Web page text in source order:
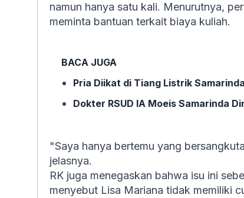
namun hanya satu kali. Menurutnya,
meminta bantuan terkait biaya kuliah.
BACA JUGA
Pria Diikat di Tiang Listrik
Dokter RSUD IA Moeis Samarinda
"Saya hanya bertemu yang
jelasnya.
RK juga menegaskan bahwa isu ini
menyebut Lisa Mariana tidak memiliki